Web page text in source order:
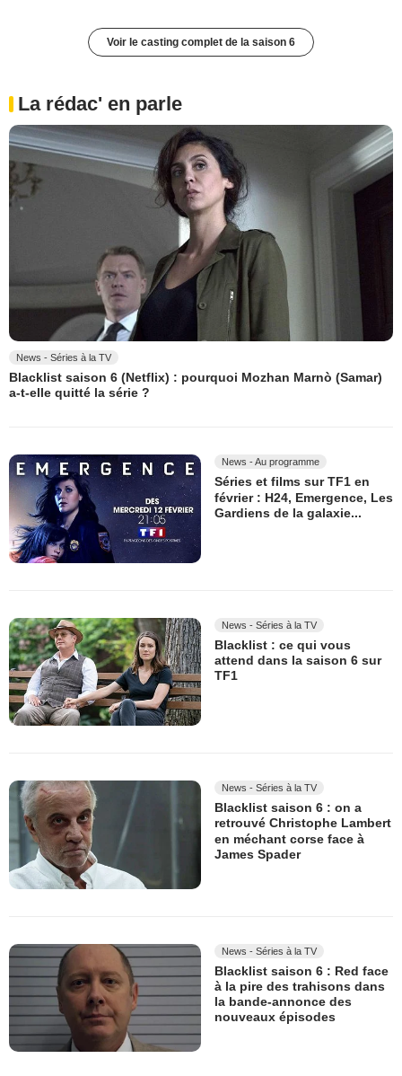
Voir le casting complet de la saison 6
La rédac' en parle
News - Séries à la TV
Blacklist saison 6 (Netflix) : pourquoi Mozhan Marnò (Samar)
a-t-elle quitté la série ?
News - Au programme
Séries et films sur TF1 en
février : H24, Emergence, Les
Gardiens de la galaxie...
News - Séries à la TV
Blacklist : ce qui vous
attend dans la saison 6 sur
TF1
News - Séries à la TV
Blacklist saison 6 : on a
retrouvé Christophe Lambert
en méchant corse face à
James Spader
News - Séries à la TV
Blacklist saison 6 : Red face
à la pire des trahisons dans
la bande-annonce des
nouveaux épisodes